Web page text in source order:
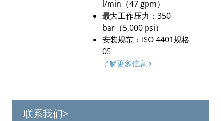
l/min（47 gpm）
最大工作压力：350
bar（5,000 psi）
安装规范：ISO 4401规格
05
了解更多信息
联系我们>